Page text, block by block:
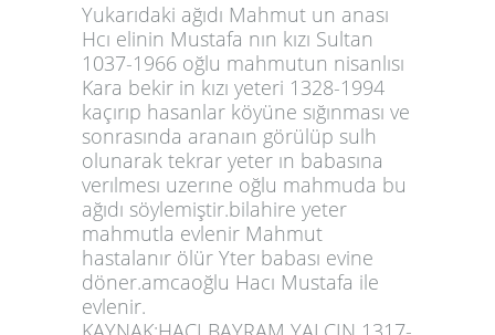
Yukarıdaki ağıdı Mahmut un anası
Hcı elinin Mustafa nın kızı Sultan
1037-1966 oğlu mahmutun nisanlısı
Kara bekir in kızı yeteri 1328-1994
kaçırıp hasanlar köyüne sığınması ve
sonrasında aranaın görülüp sulh
olunarak tekrar yeter ın babasına
verılmesı uzerıne oğlu mahmuda bu
ağıdı söylemiştir.bilahire yeter
mahmutla evlenir Mahmut
hastalanır ölür Yter babası evine
döner.amcaoğlu Hacı Mustafa ile
evlenir.